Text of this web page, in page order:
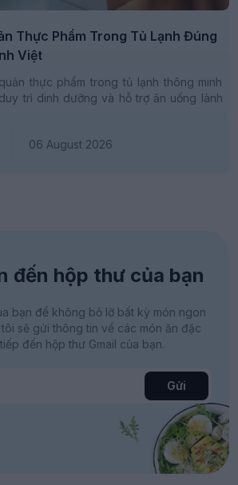
Thực Phẩm Trong Tủ Lạnh Đúng
Việt
thực phẩm trong tủ lạnh thông minh
trì dinh dưỡng và hỗ trợ ăn uống lành
06 August 2026
đến hộp thư của bạn
bạn để không bỏ lỡ bất kỳ món ngon
tôi sẽ gửi thông tin về các món ăn đặc
đến hộp thư Gmail của bạn.
Gửi